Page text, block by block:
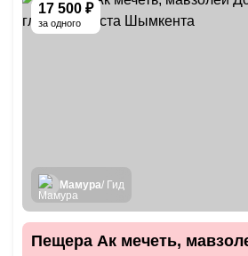
17 500 ₽
за одного
Мамура/ Гид
Пещера Ак мечеть,